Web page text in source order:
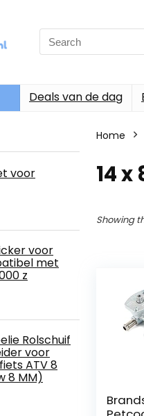
Search
for:
Deals van de dag
voor
voor
met
z
Rolschuif
voor
ATV 8
8 MM)
Home
14
Showing